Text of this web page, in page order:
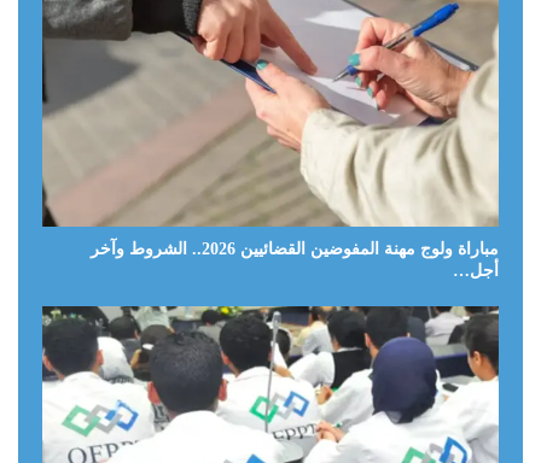
مباراة ولوج مهنة المفوضين القضائيين 2026.. الشروط وآخر
أجل…